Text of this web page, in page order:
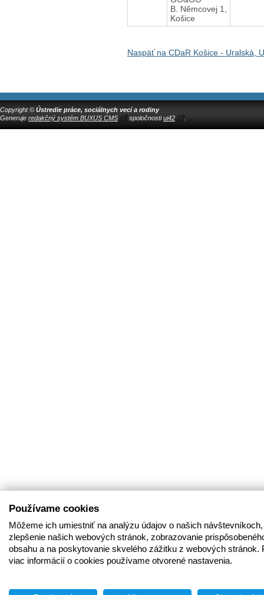
B. Němcovej 1,
Košice
Naspäť na CDaR Košice - Uralská,
Copyright © Ústredie práce, sociálnych vecí a rodiny
Generuje redakčný systém BUXUS CMS spoločnostiui42
Používame cookies
Môžeme ich umiestniť na analýzu údajov o našich
zlepšenie našich webových stránok, zobrazovanie
obsahu a na poskytovanie skvelého zážitku z webových stránok.
viac informácií o cookies používame otvorené nastavenia.